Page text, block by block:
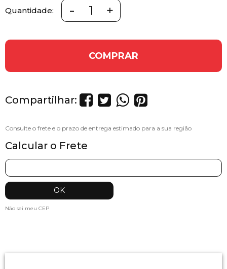
Quantidade: - +
COMPRAR
Compartilhar:
Calcular o Frete
Não sei meu CEP